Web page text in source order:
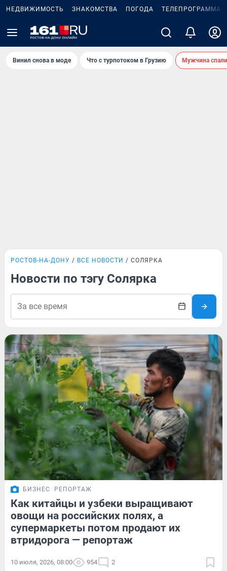
НЕДВИЖИМОСТЬ ЗНАКОМСТВА ПОГОДА ТЕЛЕПРОГРАММА
Винил снова в моде Что с турпотоком в Грузию Мужчина
РОСТОВ-НА-ДОНУ ВСЕ НОВОСТИ СОЛЯРКА
Новости по тэгу Солярка
БИЗНЕС РЕПОРТАЖ
Как китайцы и узбеки выращивают
овощи на российских полях, а
супермаркеты потом продают их
втридорога — репортаж
10 июля, 2026, 08:00 954 2